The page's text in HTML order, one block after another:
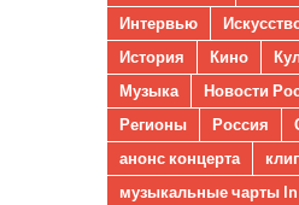
Интервью
История
Кино
Музыка
Новости
Регионы
Россия
анонс концерта
музыкальные чарты